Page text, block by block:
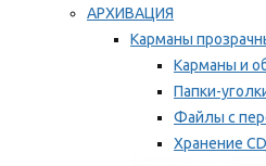
АРХИВАЦИЯ
Карманы
Карманы и
Папки-
Файлы с
Хранение